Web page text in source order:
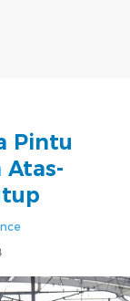
Pintu
Atas-